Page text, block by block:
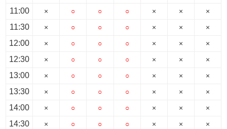
11:00
11:30
12:00
12:30
13:00
13:30
14:00
14:30
×
×
×
×
×
×
×
×
○
○
○
○
○
○
○
○
○
○
○
○
○
○
○
○
○
○
○
○
○
○
○
○
×
×
×
×
×
×
×
×
×
×
×
×
×
×
×
×
×
×
×
×
×
×
×
×